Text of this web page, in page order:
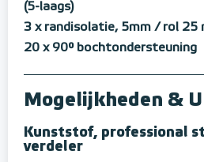
(5-laags)
3 x randisolatie, 5mm / rol 25
20 x 90° bochtondersteuning
Mogelijkheden &
Kunststof, professional
verdeler